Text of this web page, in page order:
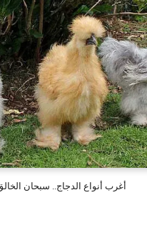
أغرب أنواع الدجاج.. سبحان